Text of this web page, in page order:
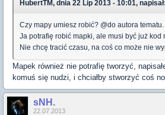
HubertTM, dnia 22 Lip 2013 - 10:01, napisał:
Czy mapy umiesz robić? @do autora tematu.
Ja potrafię robić mapki, ale musi być już kod
Nie chcę tracić czasu, na coś co może nie
Mapek również nie potrafię tworzyć,
komuś się nudzi, i chciałby stworzyć coś
sNH.
22.07.2013